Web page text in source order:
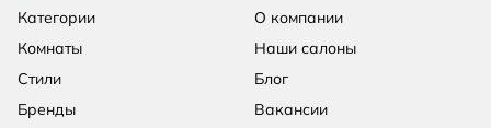
Категории
Комнаты
Стили
Бренды
О компании
Наши салоны
Блог
Вакансии